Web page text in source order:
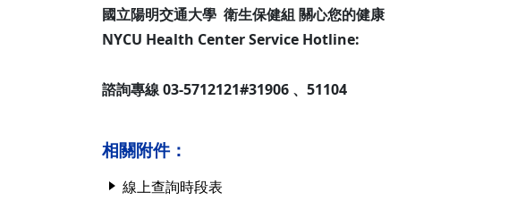
國立陽明交通大學 衛生保健組 關心您的健康
NYCU Health Center Service Hotline:
諮詢專線 03-5712121#31906 、51104
相關附件：
線上查詢時段表